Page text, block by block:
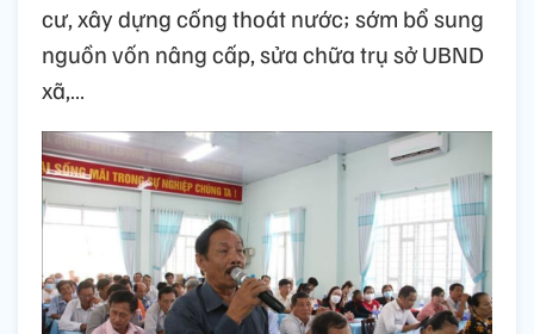
cư, xây dựng cống thoát nước; sớm bổ sung
nguồn vốn nâng cấp, sửa chữa trụ sở UBND
xã,…